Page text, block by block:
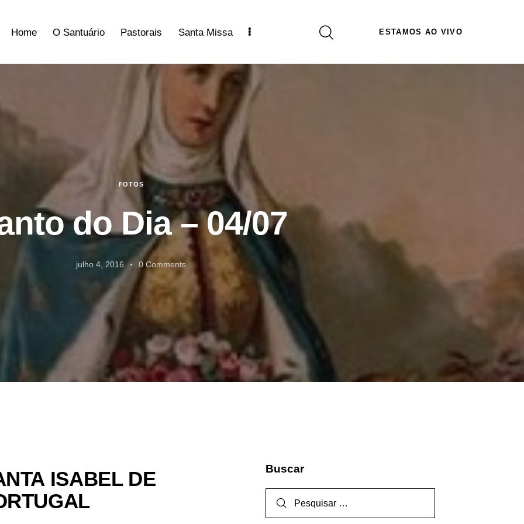
Home O Santuário Pastorais Santa Missa ESTAMOS AO VIVO
FOTOS
do Dia – 04/07
julho 4, 2016 0 Comments
ISABEL DE
Buscar